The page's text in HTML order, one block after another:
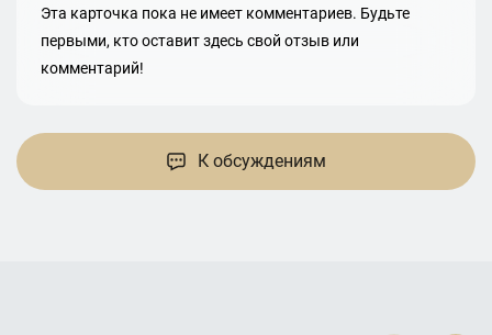
Эта карточка пока не имеет комментариев. Будьте
первыми, кто оставит здесь свой отзыв или
комментарий!
К обсуждениям